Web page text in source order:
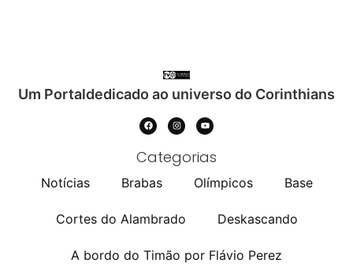
Um Portaldedicado ao universo do Corinthians
Categorias
Notícias Brabas Olímpicos Base
Cortes do Alambrado Deskascando
A bordo do Timão por Flávio Perez